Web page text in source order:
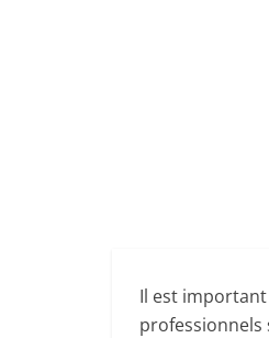
Il est
professionnels